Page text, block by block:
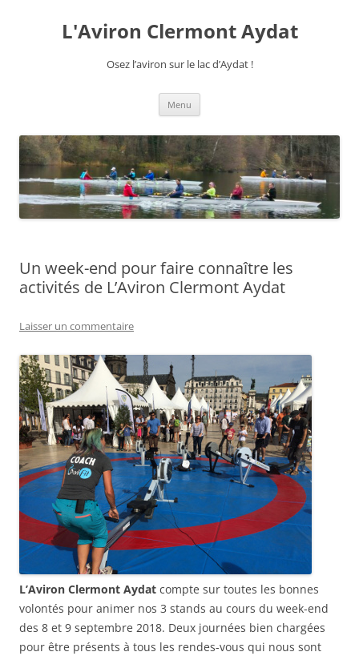
L'Aviron Clermont Aydat
Osez l’aviron sur le lac d’Aydat !
Menu
Un week-end pour faire connaître les
activités de L’Aviron Clermont Aydat
Laisser un commentaire
L’Aviron Clermont Aydat compte sur toutes les bonnes
volontés pour animer nos 3 stands au cours du week-end
des 8 et 9 septembre 2018. Deux journées bien chargées
pour être présents à tous les rendes-vous qui nous sont